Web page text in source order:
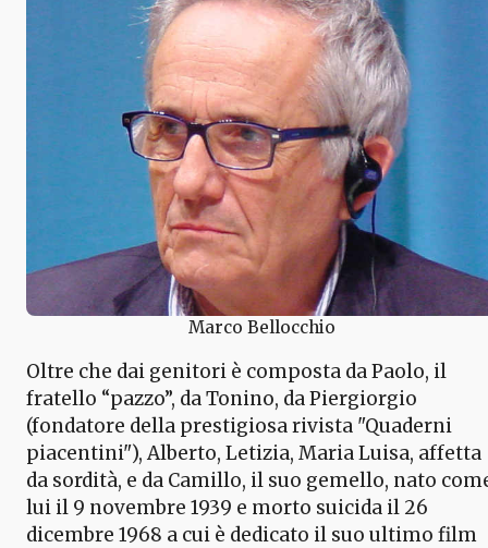
Marco Bellocchio
Oltre che dai genitori è composta da Paolo, il
fratello “pazzo”, da Tonino, da Piergiorgio
(fondatore della prestigiosa rivista "Quaderni
piacentini"), Alberto, Letizia, Maria Luisa, affetta
da sordità, e da Camillo, il suo gemello, nato
lui il 9 novembre 1939 e morto suicida il 26
dicembre 1968 a cui è dedicato il suo ultimo film